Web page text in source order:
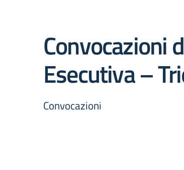
Convocazioni
Esecutiva –
Convocazioni